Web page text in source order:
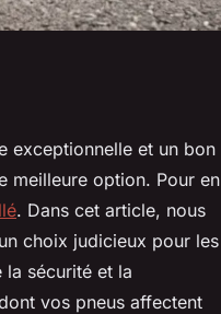
exceptionnelle et un bon
meilleure option. Pour en
. Dans cet article, nous
choix judicieux pour les
sécurité et la
vos pneus affectent